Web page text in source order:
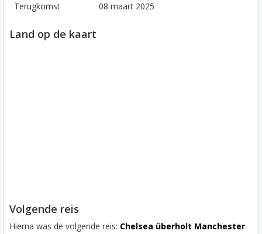
Terugkomst
08 maart 2025
Land op de kaart
Volgende reis
Hierna was de volgende reis: Chelsea überholt Manchester